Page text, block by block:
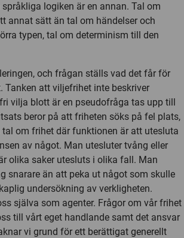
logiken är en annan. Tal om
annat sätt än tal om händelser och
typen, tal om determinism till den
och frågan ställs vad det får för
Tanken att viljefrihet inte beskriver
vilja blott är en pseudofråga tas upp till
beror på att friheten söks på fel plats,
om frihet där funktionen är att utesluta
av något. Man utesluter tvång eller
olika saker utesluts i olika fall. Man
snarare än att peka ut något som skulle
undersökning av verkligheten.
själva som agenter. Frågor om vår frihet
till vårt eget handlande samt det ansvar
vi grund för ett berättigat generellt